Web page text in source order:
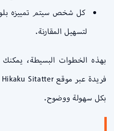
كل شخص سيتم تمييزه
لتسهيل المقارنة.
بهذه الخطوات البسيطة، يمكنك
بكل سهولة ووضوح.